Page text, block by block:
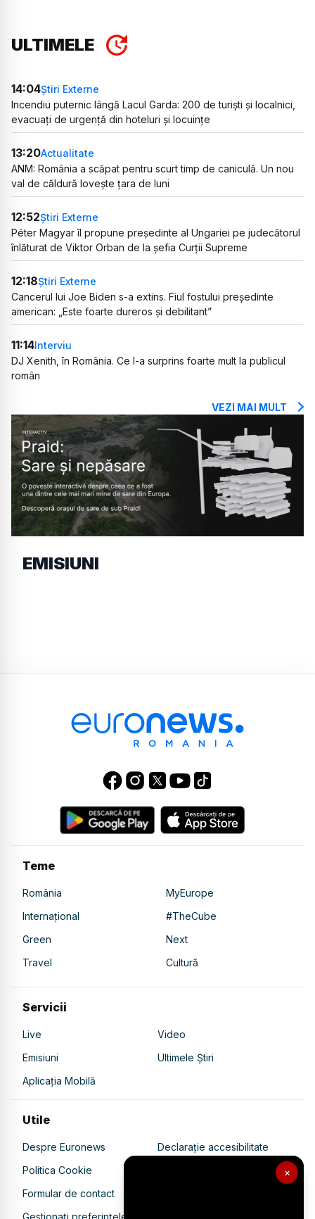
×
ULTIMELE
14:04Știri Externe
Incendiu puternic lângă Lacul Garda: 200 de turiști și localnici,
evacuați de urgență din hoteluri și locuințe
13:20Actualitate
ANM: România a scăpat pentru scurt timp de caniculă. Un nou
val de căldură lovește țara de luni
12:52Știri Externe
Péter Magyar îl propune președinte al Ungariei pe judecătorul
înlăturat de Viktor Orban de la șefia Curții Supreme
12:18Știri Externe
Cancerul lui Joe Biden s-a extins. Fiul fostului președinte
american: „Este foarte dureros și debilitant”
11:14Interviu
DJ Xenith, în România. Ce l-a surprins foarte mult la publicul
român
VEZI MAI MULT
EMISIUNI
Teme
România
MyEurope
Internațional
#TheCube
Green
Next
Travel
Cultură
Servicii
Live
Video
Emisiuni
Ultimele Știri
Aplicația Mobilă
Utile
Despre Euronews
Declarație accesibilitate
Politica Cookie
Politica de confidențialitate
Formular de contact